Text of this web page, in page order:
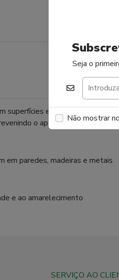
Seja o
Não mostrar
superfícies expostas à
o aparecimento de
em paredes, madeiras e metais
e ao amarelecimento
SERVIÇO AO